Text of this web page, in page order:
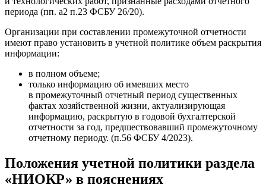
периода (пп. а2 п.23 ФСБУ 26/20).
Организации при составлении промежуточной отчетности
имеют право установить в учетной политике объем раскрытия
информации:
в полном объеме;
только информацию об имевших место
в промежуточный отчетный период существенных
фактах хозяйственной жизни, актуализирующая
информацию, раскрытую в годовой бухгалтерской
отчетности за год, предшествовавший промежуточному
отчетному периоду. (п.56 ФСБУ 4/2023).
Положения учетной политики раздела
«НИОКР» в пояснениях